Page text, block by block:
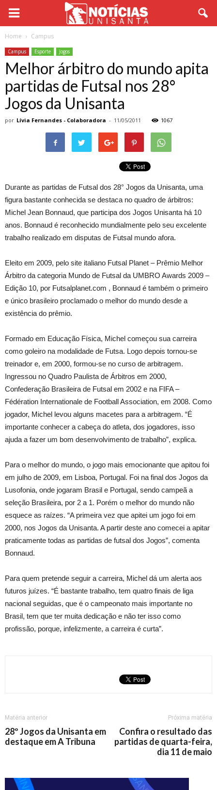
Home Campus
Campus Esporte Jogos
Melhor árbitro do mundo apita
partidas de Futsal nos 28°
Jogos da Unisanta
por Lívia Fernandes - Colaboradora - 11/05/2011 1067
Durante as partidas de Futsal dos 28° Jogos da Unisanta, uma
figura bastante conhecida se destaca no quadro de árbitros:
Michel Jean Bonnaud, que participa dos Jogos Unisanta há 10
anos. Bonnaud é reconhecido mundialmente pelo seu excelente
trabalho realizado em disputas de Futsal mundo afora.
Eleito em 2009, pelo site italiano Futsal Planet – Prêmio Melhor
Árbitro da categoria Mundo de Futsal da UMBRO Awards 2009 –
Edição 10, por Futsalplanet.com , Bonnaud é também o primeiro
e único brasileiro proclamado o melhor do mundo desde a
existência do prêmio.
Formado em Educação Física, Michel começou sua carreira
como goleiro na modalidade de Futsa. Logo depois tornou-se
treinador e, em 2000, formou-se no curso de arbitragem.
Ingressou no Quadro Paulista de Árbitros em 2000,
Confederação Brasileira de Futsal em 2002 e na FIFA –
Fédération Internationale de Football Association, em 2008. Como
jogador, Michel levou alguns macetes para a arbitragem. “É
importante conhecer a cabeça do atleta, dos jogadores, isso
ajuda a fazer um bom desenvolvimento de trabalho”, explica.
Para o melhor do mundo, o jogo mais emocionante que apitou foi
em julho de 2009, em Lisboa, Portugal. Foi na final dos Jogos da
Lusofonia, onde jogaram Brasil e Portugal, sendo campeã a
seleção Brasileira, por 2 a 1. Porém o melhor do mundo não
esquece as raízes. “A primeira vez que apitei um jogo foi em
2000, nos Jogos da Unisanta. A partir deste ano comecei a apitar
praticamente todas as partidas de futsal dos Jogos”, comenta
Bonnaud.
Para quem pretende seguir a carreira, Michel dá um alerta aos
futuros juízes. “É bastante trabalho, tem quatro finais de liga
nacional seguidas, que é o campeonato mais importante no
Brasil, tem que ter muita dedicação e não ter isso como
profissão, porque, infelizmente, a carreira é curta”.
Matéria anterior
28º Jogos da Unisanta em
destaque em A Tribuna
Próxima matéria
Confira o resultado das
partidas de quarta-feira,
dia 11 de maio